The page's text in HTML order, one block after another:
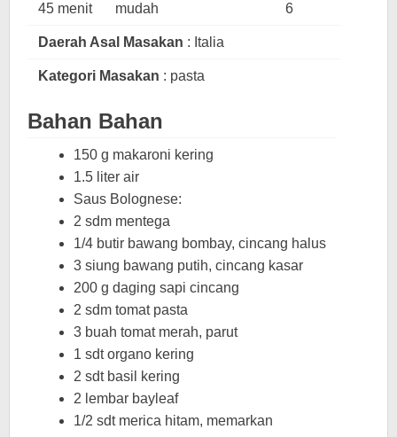
45 menit mudah 6
Daerah Asal Masakan : Italia
Kategori Masakan : pasta
Bahan Bahan
150 g makaroni kering
1.5 liter air
Saus Bolognese:
2 sdm mentega
1/4 butir bawang bombay, cincang halus
3 siung bawang putih, cincang kasar
200 g daging sapi cincang
2 sdm tomat pasta
3 buah tomat merah, parut
1 sdt organo kering
2 sdt basil kering
2 lembar bayleaf
1/2 sdt merica hitam, memarkan